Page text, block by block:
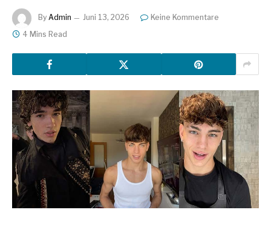
By Admin Juni 13, 2026
Keine Kommentare
4 Mins Read